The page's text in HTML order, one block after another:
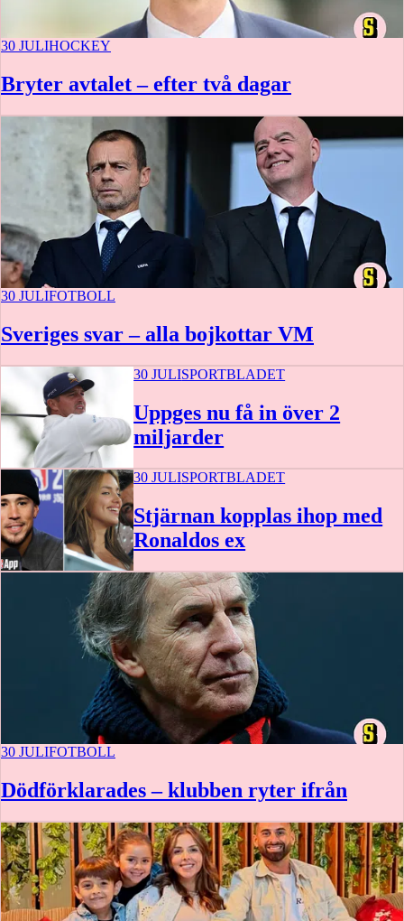
30 JULIHOCKEY
Bryter avtalet – efter två dagar
30 JULIFOTBOLL
Sveriges svar – alla bojkottar VM
30 JULISPORTBLADET
Uppges nu få in över 2
miljarder
30 JULISPORTBLADET
Stjärnan kopplas ihop med
Ronaldos ex
30 JULIFOTBOLL
Dödförklarades – klubben ryter ifrån